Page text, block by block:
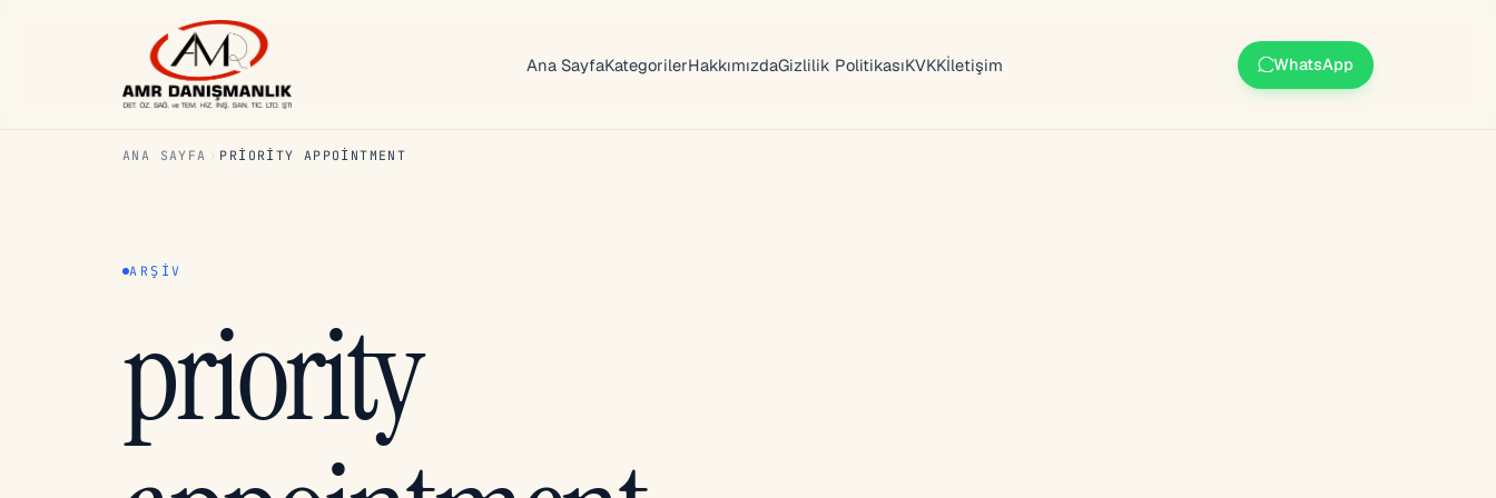
Ana SayfaKategorilerHakkımızdaGizlilik PolitikasıKVKKİletişim WhatsApp
ANA SAYFA PRIORITY APPOINTMENT
ARŞIV
priority